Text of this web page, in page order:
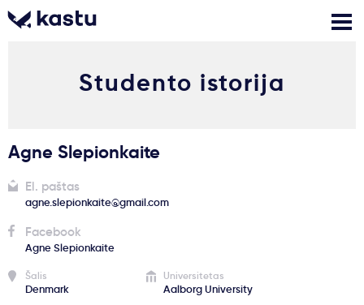
Pranešimai
Skambink
Nemokamos
Kontaktai
Kur studijuoti?
Studento istorija
Agne Slepionkaite
El. paštas
agne.slepionkaite@gmail.com
Facebook
Agne Slepionkaite
Šalis
Denmark
Universitetas
Aalborg University